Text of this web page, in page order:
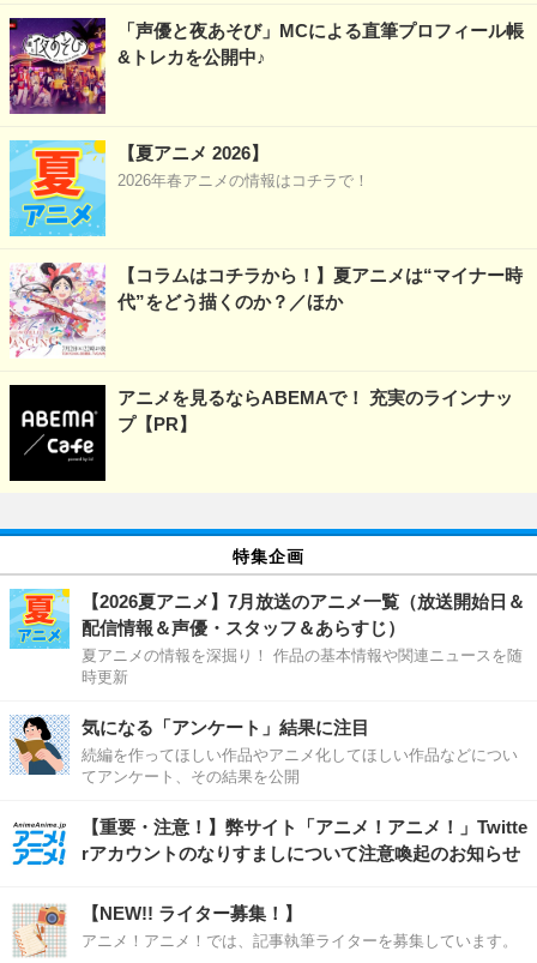
「声優と夜あそび」MCによる直筆プロフィール帳
&トレカを公開中♪
【夏アニメ 2026】
2026年春アニメの情報はコチラで！
【コラムはコチラから！】夏アニメは“マイナー時
代”をどう描くのか？／ほか
アニメを見るならABEMAで！ 充実のラインナッ
プ【PR】
特集企画
【2026夏アニメ】7月放送のアニメ一覧（放送開始日＆
配信情報＆声優・スタッフ＆あらすじ）
夏アニメの情報を深掘り！ 作品の基本情報や関連ニュースを随
時更新
気になる「アンケート」結果に注目
続編を作ってほしい作品やアニメ化してほしい作品などについ
てアンケート、その結果を公開
【重要・注意！】弊サイト「アニメ！アニメ！」Twitte
rアカウントのなりすましについて注意喚起のお知らせ
【NEW!! ライター募集！】
アニメ！アニメ！では、記事執筆ライターを募集しています。